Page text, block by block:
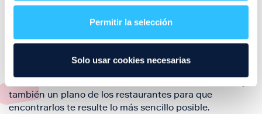
Permitir la selección
Solo usar cookies necesarias
también de nuestra oferta de ocio y shopping durante
tu visita.
El este directorio de restaurantes de Puerto Venecia
también un plano de los restaurantes para que
encontrarlos te resulte lo más sencillo posible.